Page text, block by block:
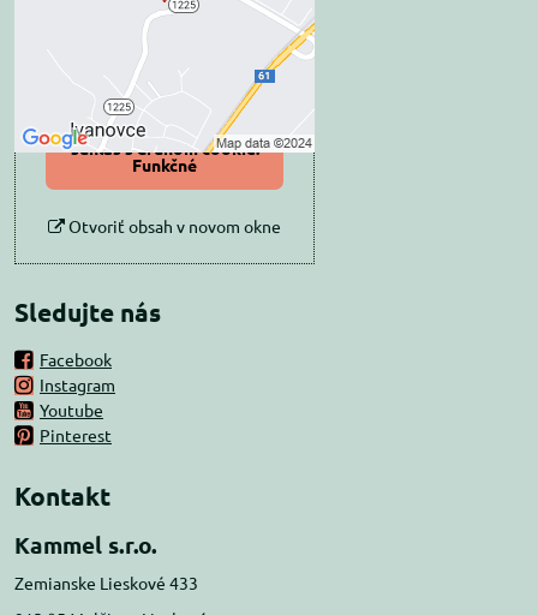
Prajete si načítať externý obsah?
Povoliť tentokrát
Povoliť a zapamätať -
súhlas s druhom cookie:
Funkčné
Otvoriť obsah v novom okne
Sledujte nás
Facebook
Instagram
Youtube
Pinterest
Kontakt
Kammel s.r.o.
Zemianske Lieskové 433